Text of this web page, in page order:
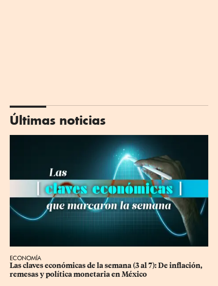
Últimas noticias
ECONOMÍA
Las claves económicas de la semana (3 al 7): De inflación,
remesas y política monetaria en México